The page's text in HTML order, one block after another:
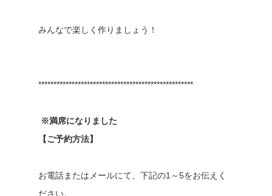
みんなで楽しく作りましょう！
***************************************************
※満席になりました
【ご予約方法】
お電話またはメールにて、下記の1～5をお伝えく
ださい。